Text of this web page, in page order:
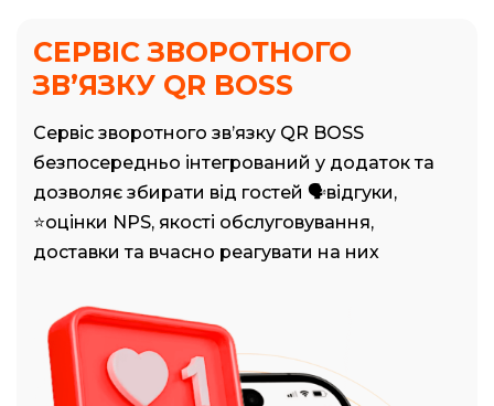
СЕРВІС ЗВОРОТНОГО
ЗВ’ЯЗКУ QR BOSS
Сервіс зворотного зв’язку QR BOSS
безпосередньо інтегрований у додаток та
дозволяє збирати від гостей 🗣️відгуки,
⭐оцінки NPS, якості обслуговування,
доставки та вчасно реагувати на них